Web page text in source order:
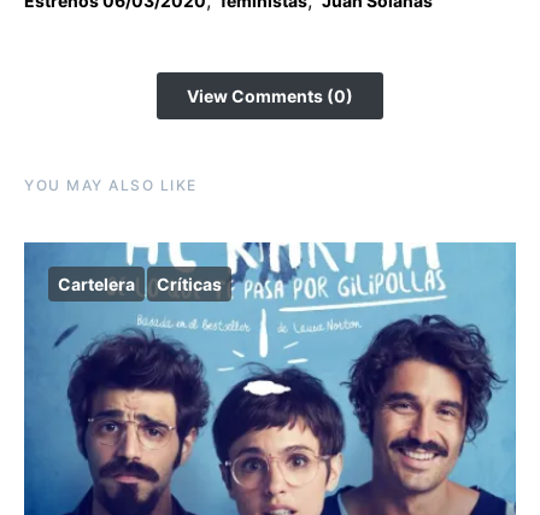
View Comments (0)
YOU MAY ALSO LIKE
Cartelera Críticas